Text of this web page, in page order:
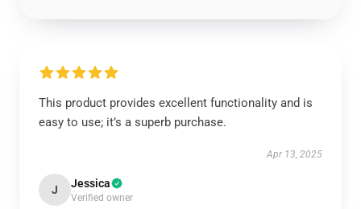
This product provides excellent functionality and is
easy to use; it’s a superb purchase.
Apr 13, 2025
J Jessica
Verified owner